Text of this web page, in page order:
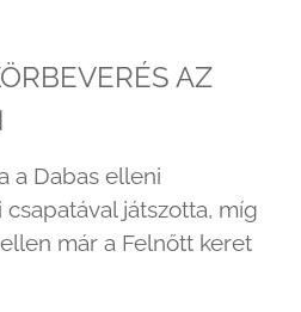
AZ
a Dabas elleni
játszotta, míg
már a Felnőtt keret